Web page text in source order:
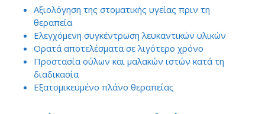
Αξιολόγηση της στοματικής υγείας πριν τη
θεραπεία
Ελεγχόμενη συγκέντρωση λευκαντικών υλικών
Ορατά αποτελέσματα σε λιγότερο χρόνο
Προστασία ούλων και μαλακών ιστών κατά τη
διαδικασία
Εξατομικευμένο πλάνο θεραπείας